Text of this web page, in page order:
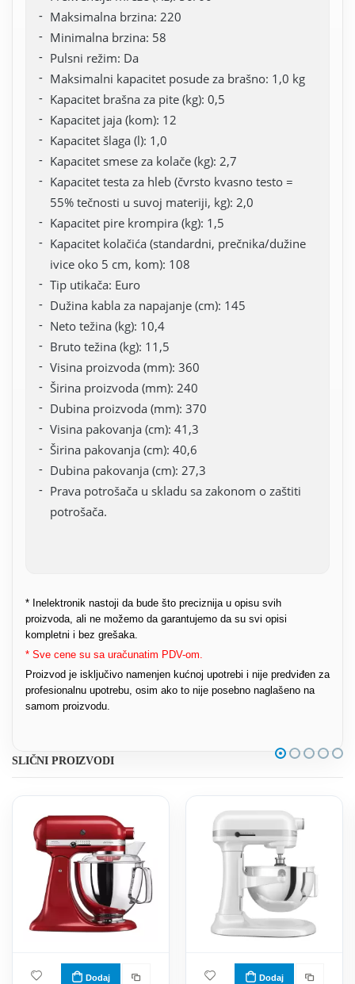
Maksimalna brzina: 220
Minimalna brzina: 58
Pulsni režim: Da
Maksimalni kapacitet posude za brašno: 1,0 kg
Kapacitet brašna za pite (kg): 0,5
Kapacitet jaja (kom): 12
Kapacitet šlaga (l): 1,0
Kapacitet smese za kolače (kg): 2,7
Kapacitet testa za hleb (čvrsto kvasno testo =
55% tečnosti u suvoj materiji, kg): 2,0
Kapacitet pire krompira (kg): 1,5
Kapacitet kolačića (standardni, prečnika/dužine
ivice oko 5 cm, kom): 108
Tip utikača: Euro
Dužina kabla za napajanje (cm): 145
Neto težina (kg): 10,4
Bruto težina (kg): 11,5
Visina proizvoda (mm): 360
Širina proizvoda (mm): 240
Dubina proizvoda (mm): 370
Visina pakovanja (cm): 41,3
Širina pakovanja (cm): 40,6
Dubina pakovanja (cm): 27,3
Prava potrošača u skladu sa zakonom o zaštiti
potrošača.
* Inelektronik nastoji da bude što preciznija u opisu svih
proizvoda, ali ne možemo da garantujemo da su svi opisi
kompletni i bez grešaka.
* Sve cene su sa uračunatim PDV-om.
Proizvod je isključivo namenjen kućnoj upotrebi i nije predviđen za
profesionalnu upotrebu, osim ako to nije posebno naglašeno na
samom proizvodu.
SLIČNI PROIZVODI
Dodaj Dodaj